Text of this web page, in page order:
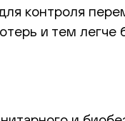
контроля
и тем легче